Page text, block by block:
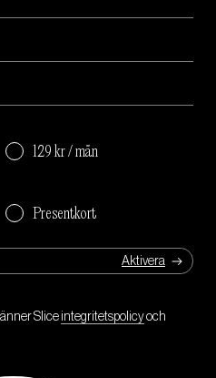
129 kr / mån
Presentkort
Slice integritetspolicyoch